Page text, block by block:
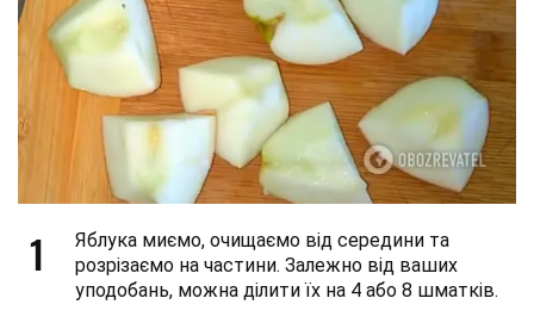
1
Яблука миємо, очищаємо від середини та
розрізаємо на частини. Залежно від ваших
уподобань, можна ділити їх на 4 або 8 шматків.